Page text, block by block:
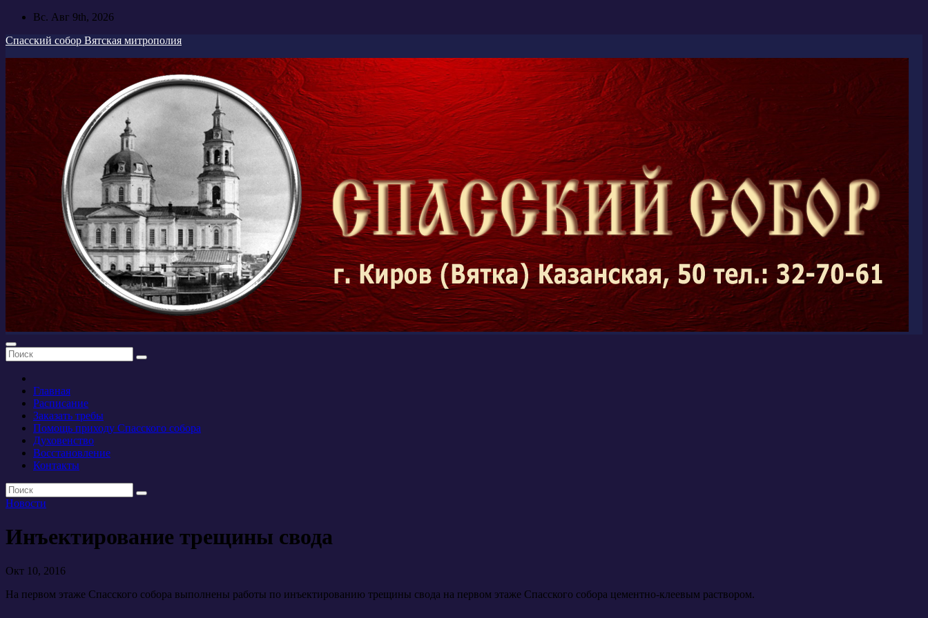
Перейти
содержимому
Вс. Авг 9th, 2026
Спасский собор Вятская митрополия
Главная
Расписание
Заказать требы
Помощь приходу Спасского собора
Духовенство
Восстановление
Контакты
Новости
Инъектирование трещины свода
Окт 10, 2016
На первом этаже Спасского собора выполнены работы по инъектированию трещины свода на первом этаже Спасского собора цементно-клеевым раствором.